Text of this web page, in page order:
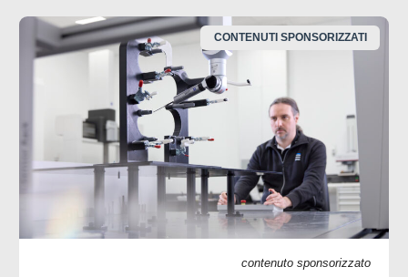
CONTENUTI SPONSORIZZATI
contenuto sponsorizzato